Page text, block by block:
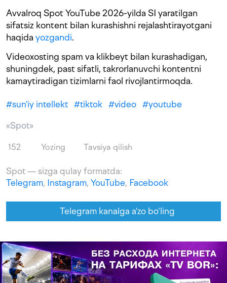
Avvalroq Spot YouTube 2026-yilda SI yaratilgan
sifatsiz kontent bilan kurashishni rejalashtirayotgani
haqida yozgandi.
Videoxosting spam va klikbeyt bilan kurashadigan,
shuningdek, past sifatli, takrorlanuvchi kontentni
kamaytiradigan tizimlarni faol rivojlantirmoqda.
#sun'iy intellekt #tiktok #video #youtube
«Spot»
152 Yozing Tavsiya qilish
Spot — sizga qulay formatda:
Telegram, Instagram, YouTube, Facebook
Telegram kanalga a'zo bo‘ling